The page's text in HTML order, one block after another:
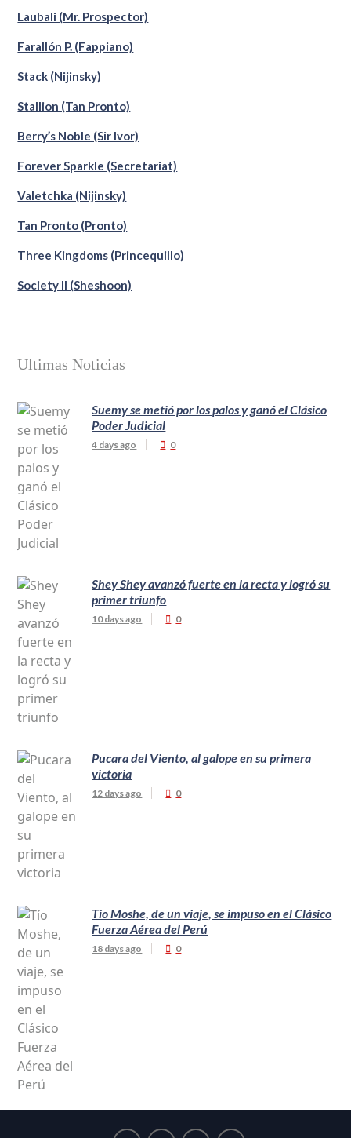
Laubali (Mr. Prospector)
Farallón P. (Fappiano)
Stack (Nijinsky)
Stallion (Tan Pronto)
Berry’s Noble (Sir Ivor)
Forever Sparkle (Secretariat)
Valetchka (Nijinsky)
Tan Pronto (Pronto)
Three Kingdoms (Princequillo)
Society II (Sheshoon)
Ultimas Noticias
Suemy se metió por los palos y ganó el Clásico
Poder Judicial
4 days ago 0
Shey Shey avanzó fuerte en la recta y logró su
primer triunfo
10 days ago 0
Pucara del Viento, al galope en su primera
victoria
12 days ago 0
Tío Moshe, de un viaje, se impuso en el Clásico
Fuerza Aérea del Perú
18 days ago 0